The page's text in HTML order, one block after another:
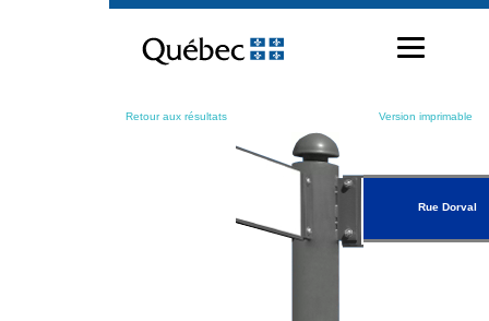
contenu
Retour aux résultats Version imprimable
Rue Dorval